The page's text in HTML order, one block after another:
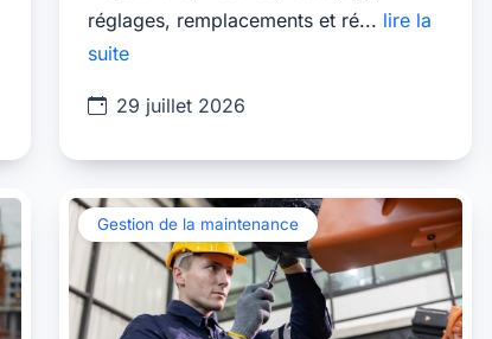
réglages, remplacements et ré... lire la
suite
29 juillet 2026
Gestion de la maintenance